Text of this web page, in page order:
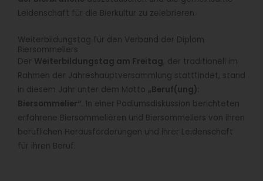
Leidenschaft für die Bierkultur zu zelebrieren.
Weiterbildungstag für den Verband der Diplom
Biersommeliers
Der Weiterbildungstag am Freitag, der traditionell im
Rahmen der Jahreshauptversammlung stattfindet, stand
in diesem Jahr unter dem Motto „Beruf(ung):
Biersommelier“ . In einer Podiumsdiskussion berichteten
erfahrene Biersommelièren und Biersommeliers von ihren
beruflichen Herausforderungen und ihrer Leidenschaft
für ihren Beruf.